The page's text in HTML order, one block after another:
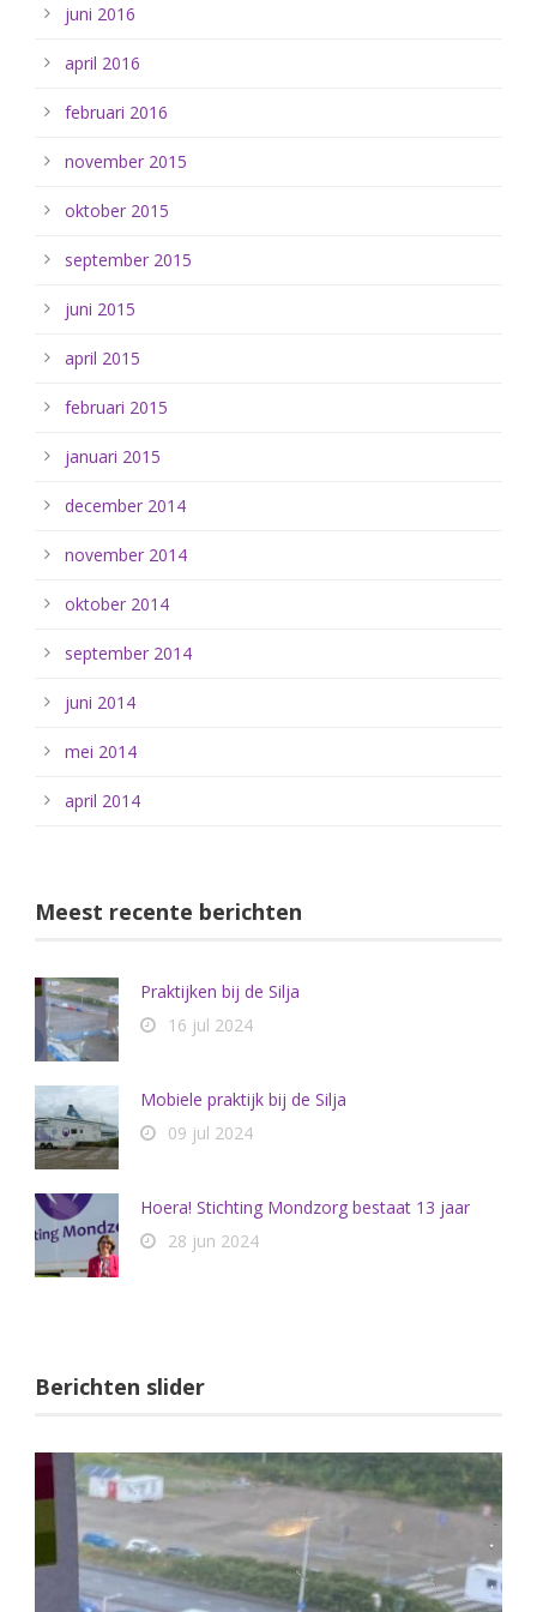
juni 2016
april 2016
februari 2016
november 2015
oktober 2015
september 2015
juni 2015
april 2015
februari 2015
januari 2015
december 2014
november 2014
oktober 2014
september 2014
juni 2014
mei 2014
april 2014
Meest recente berichten
Praktijken bij de Silja
16 jul 2024
Mobiele praktijk bij de Silja
09 jul 2024
Hoera! Stichting Mondzorg bestaat 13 jaar
28 jun 2024
Berichten slider